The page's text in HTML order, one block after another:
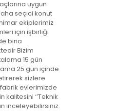
uygun
seçici konut
ekiplerimiz
için işbirliği
bina
Bizim
15 gün
25 gün içinde
sizlere
evlerimizde
‘’Teknik
inceleyebilirsiniz.